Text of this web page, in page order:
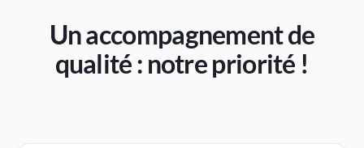
Un accompagnement de
qualité : notre priorité !